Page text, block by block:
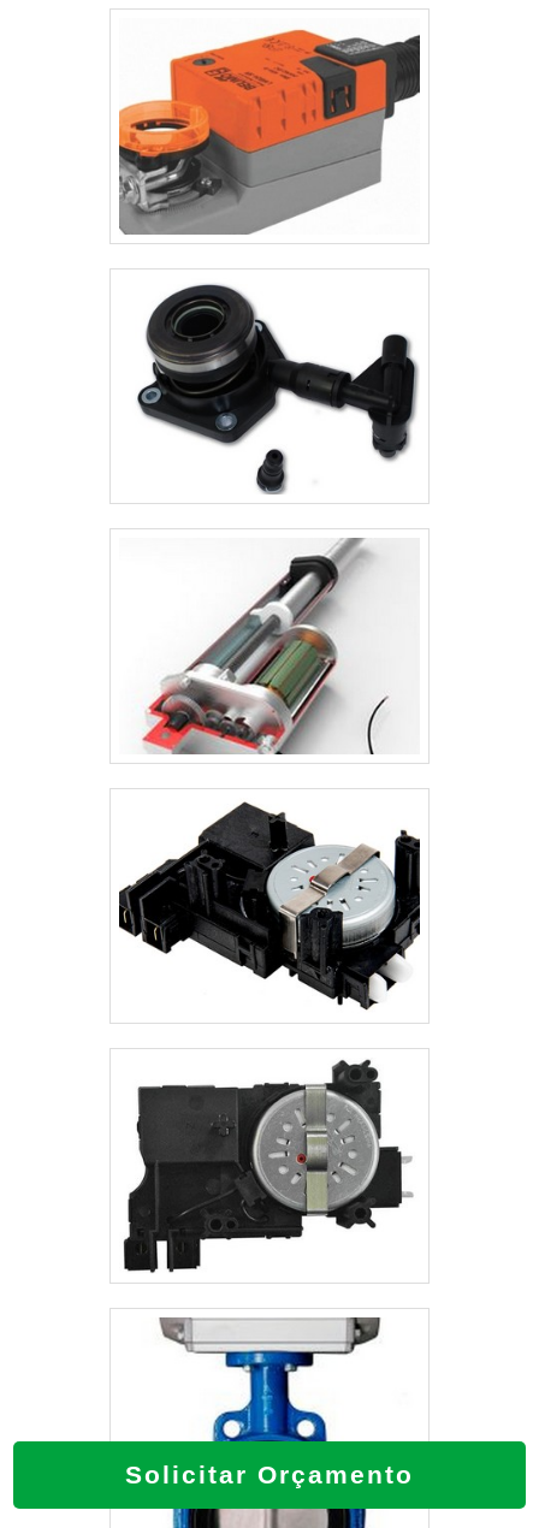
Solicitar Orçamento